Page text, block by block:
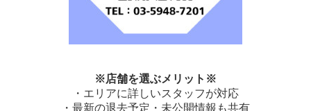
※店舗を選ぶメリット※
・エリアに詳しいスタッフが対応
・最新の退去予定・未公開情報も共有